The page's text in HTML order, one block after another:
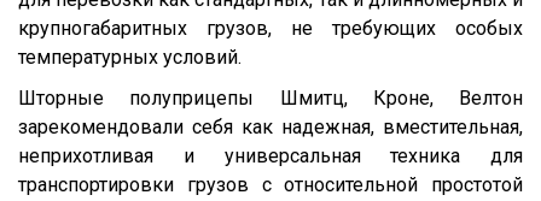
SDC 24
SDC 27
SD
SDR 27
S24
крупногабаритных грузов, не требующих особых
температурных условий.
Шторные полуприцепы Шмитц, Кроне, Велтон
зарекомендовали себя как надежная, вместительная,
неприхотливая и универсальная техника для
транспортировки грузов с относительной простотой